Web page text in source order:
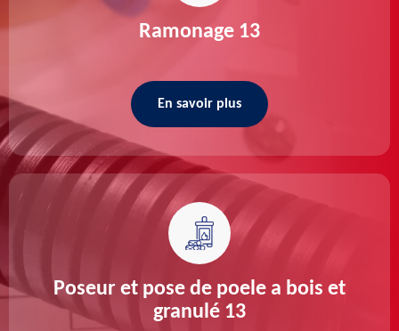
Ramonage 13
En savoir plus
Poseur et pose de poele a bois et
granulé 13